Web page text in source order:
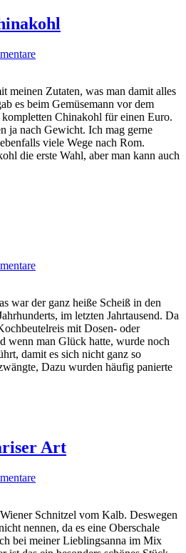
meinen Zutaten, was man damit alles
es beim Gemüsemann vor dem
Chinakohl für einen Euro.
ja nach Gewicht. Ich mag gerne
viele Wege nach Rom.
die erste Wahl, aber man kann auch
war der ganz heiße Scheiß in den
im letzten Jahrtausend. Da
mit Dosen- oder
wenn man Glück hatte, wurde noch
damit es sich nicht ganz so
Dazu wurden häufig panierte
Art
Schnitzel vom Kalb. Deswegen
nennen, da es eine Oberschale
bei meiner Lieblingsanna im Mix